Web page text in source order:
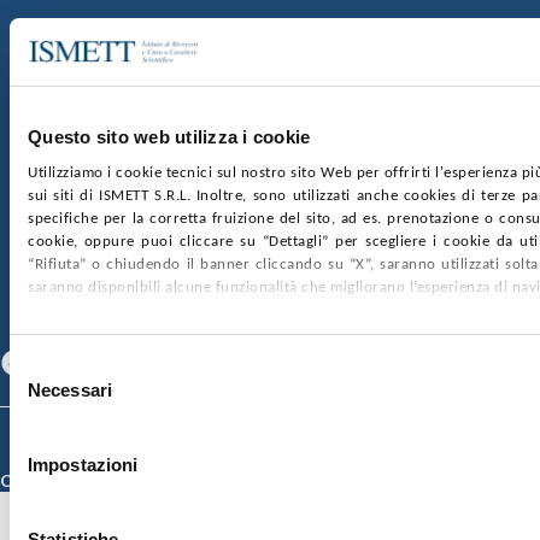
Questo sito web utilizza i cookie
Utilizziamo i cookie tecnici sul nostro sito Web per offrirti l'esperienza
sui siti di ISMETT S.R.L. Inoltre, sono utilizzati anche cookies di terze
specifiche per la corretta fruizione del sito, ad es. prenotazione o
cookie, oppure puoi cliccare su “Dettagli” per scegliere i cookie da
“Rifiuta” o chiudendo il banner cliccando su “X”, saranno utilizzati
saranno disponibili alcune funzionalità che migliorano l’esperienza di
Selezione
delNecessari
Impostazioni
Via Discesa dei Giudici 4 90133 Palermo
nr. REA PA-201818 P.I. 04544550827
SOCIETÀ TRASPARENTE WHISTLEBLOWING
GARE E CONTRATTIPRIVACYCOOKIE POLICY
SOSTIENICIMAPPA DEL SITOACCESSIBILITÀ
CONTATTI
Specializzazione)
Credits